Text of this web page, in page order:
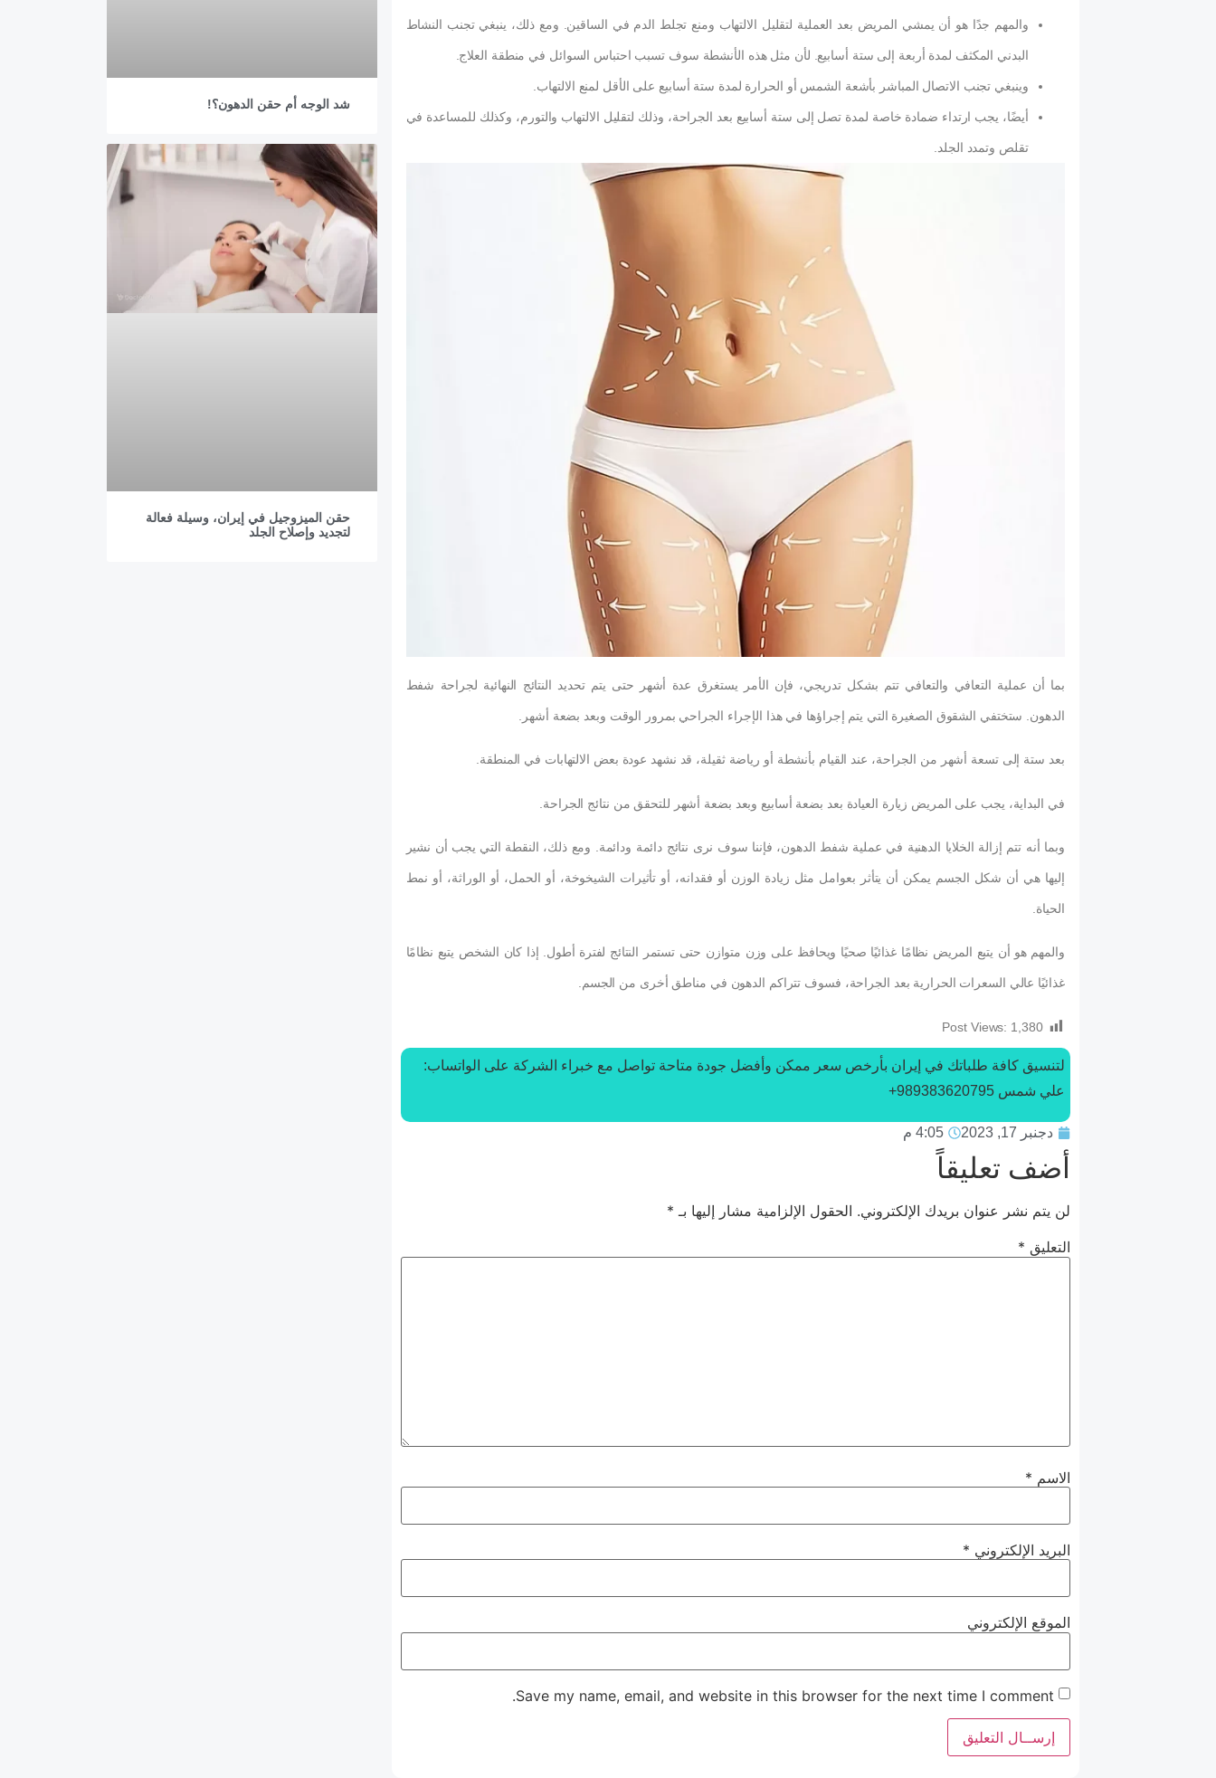
شد الوجه أم حقن الدهون؟!
حقن الميزوجيل في إيران، وسيلة فعالة
لتجديد وإصلاح الجلد
والمهم جدًا هو أن يمشي المريض بعد العملية لتقليل الالتهاب ومنع تجلط الدم في الساقين. ومع ذلك، ينبغي تجنب النشاط
البدني المكثف لمدة أربعة إلى ستة أسابيع. لأن مثل هذه الأنشطة سوف تسبب احتباس السوائل في منطقة العلاج.
وينبغي تجنب الاتصال المباشر بأشعة الشمس أو الحرارة لمدة ستة أسابيع على الأقل لمنع الالتهاب.
أيضًا، يجب ارتداء ضمادة خاصة لمدة تصل إلى ستة أسابيع بعد الجراحة، وذلك لتقليل الالتهاب والتورم، وكذلك للمساعدة في
تقلص وتمدد الجلد.
بما أن عملية التعافي والتعافي تتم بشكل تدريجي، فإن الأمر يستغرق عدة أشهر حتى يتم تحديد النتائج النهائية لجراحة شفط
الدهون. ستختفي الشقوق الصغيرة التي يتم إجراؤها في هذا الإجراء الجراحي بمرور الوقت وبعد بضعة أشهر.
بعد ستة إلى تسعة أشهر من الجراحة، عند القيام بأنشطة أو رياضة ثقيلة، قد نشهد عودة بعض الالتهابات في المنطقة.
في البداية، يجب على المريض زيارة العيادة بعد بضعة أسابيع وبعد بضعة أشهر للتحقق من نتائج الجراحة.
وبما أنه تتم إزالة الخلايا الدهنية في عملية شفط الدهون، فإننا سوف نرى نتائج دائمة ودائمة. ومع ذلك، النقطة التي يجب أن نشير
إليها هي أن شكل الجسم يمكن أن يتأثر بعوامل مثل زيادة الوزن أو فقدانه، أو تأثيرات الشيخوخة، أو الحمل، أو الوراثة، أو نمط
الحياة.
والمهم هو أن يتبع المريض نظامًا غذائيًا صحيًا ويحافظ على وزن متوازن حتى تستمر النتائج لفترة أطول. إذا كان الشخص يتبع نظامًا
غذائيًا عالي السعرات الحرارية بعد الجراحة، فسوف تتراكم الدهون في مناطق أخرى من الجسم.
Post Views: 1,380
لتنسیق كافة طلباتك في إيران بأرخص سعر ممكن وأفضل جودة متاحة تواصل مع خبراء الشركة على الواتساب:
علي شمس 989383620795+
دجنبر 17, 2023 4:05 م
أضف تعليقاً
لن يتم نشر عنوان بريدك الإلكتروني. الحقول الإلزامية مشار إليها بـ *
التعليق *
الاسم *
البريد الإلكتروني *
الموقع الإلكتروني
Save my name, email, and website in this browser for the next time I comment.